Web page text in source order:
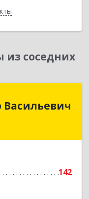
соседних
142
обл, Куйбышев г,